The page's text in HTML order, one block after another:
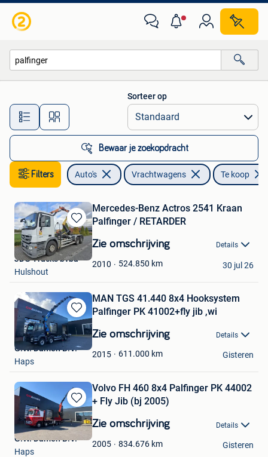
Alle afstanden…
Sorteer op
Bewaar je zoekopdracht
Filters Auto's Vrachtwagens Te koop
Bewaren
in
Mijn
Favorieten
Mercedes-Benz Actros 2541 Kraan
Palfinger / RETARDER
Zie omschrijving Details
2010 524.850 km
JDG Trucks bvba
Hulshout
30 jul 26
Bewaren
in
Mijn
Favorieten
MAN TGS 41.440 8x4 Hooksystem
Palfinger PK 41002+fly jib ,wi
Zie omschrijving Details
2015 611.000 km
G.W. Damen B.V.
Haps
Gisteren
Bewaren
in
Mijn
Favorieten
Volvo FH 460 8x4 Palfinger PK 44002
+ Fly Jib (bj 2005)
Zie omschrijving Details
2005 834.676 km
G.W. Damen B.V.
Haps
Gisteren